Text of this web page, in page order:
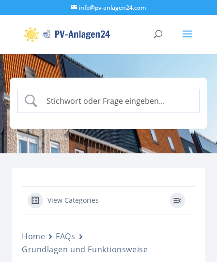
info@pv-anlagen24.com
View Categories
Home
FAQs
Grundlagen und Funktionsweise